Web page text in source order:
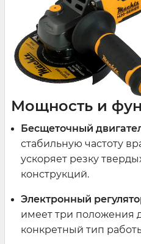
Мощность и
Бесщеточный
стабильную частоту
ускоряет резку
конструкций.
Электронный
имеет три положения
конкретный тип